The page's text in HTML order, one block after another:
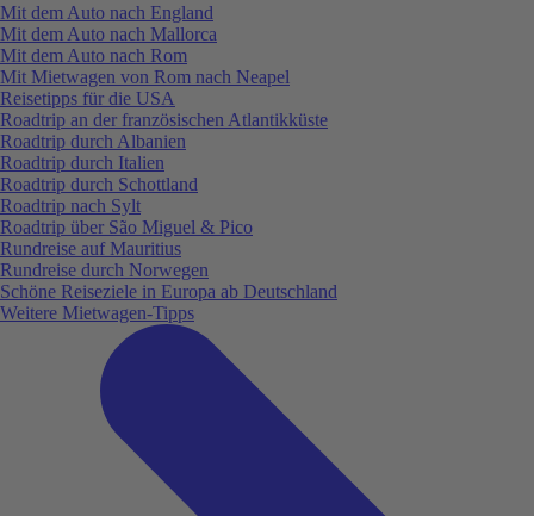
Mit dem Auto nach England
Mit dem Auto nach Mallorca
Mit dem Auto nach Rom
Mit Mietwagen von Rom nach Neapel
Reisetipps für die USA
Roadtrip an der französischen Atlantikküste
Roadtrip durch Albanien
Roadtrip durch Italien
Roadtrip durch Schottland
Roadtrip nach Sylt
Roadtrip über São Miguel & Pico
Rundreise auf Mauritius
Rundreise durch Norwegen
Schöne Reiseziele in Europa ab Deutschland
Weitere Mietwagen-Tipps